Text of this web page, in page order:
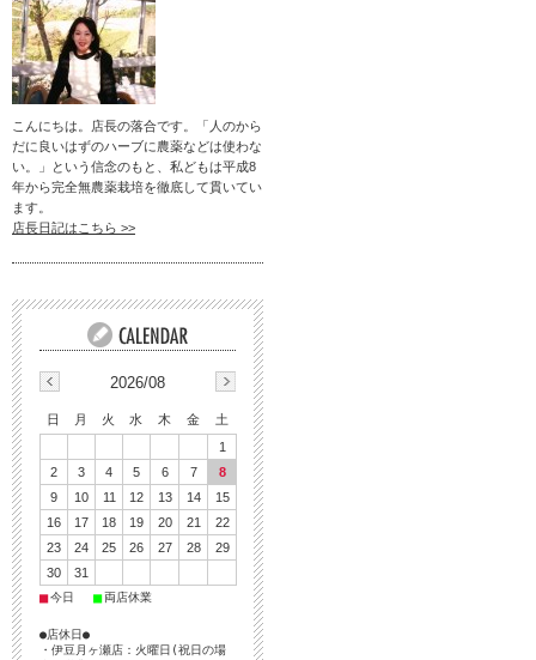
こんにちは。店長の落合です。「人のから
だに良いはずのハーブに農薬などは使わな
い。」という信念のもと、私どもは平成8
年から完全無農薬栽培を徹底して貫いてい
ます。
店長日記はこちら >>
2026/08
日 月 火 水 木 金
土
1
2
3 4 5 6 7
8
9
10 11 12 13 14
15
16
17 18 19 20 21
22
23
24 25 26 27 28
29
30
31
■今日 ■両店休業
●店休日●
・伊豆月ヶ瀬店：火曜日(祝日の場